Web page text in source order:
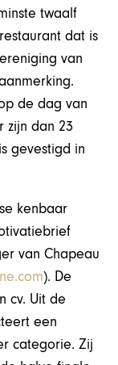
twaalf
dat is
van
de dag van
zijn dan 23
gevestigd in
kenbaar
van Chapeau
). De
cv. Uit de
een
categorie. Zij